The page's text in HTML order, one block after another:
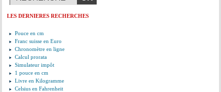
LES DERNIERES RECHERCHES
Pouce en cm
Franc suisse en Euro
Chronomètre en ligne
Calcul prorata
Simulateur impôt
1 pouce en cm
Livre en Kilogramme
Celsius en Fahrenheit